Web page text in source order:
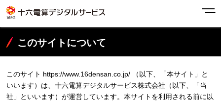
このサイトについて
このサイト https://www.16densan.co.jp/ （以下、「本サイト」と
いいます）は、十六電算デジタルサービス株式会社（以下、「当
社」といいます）が運営しています。本サイトを利用される前に以